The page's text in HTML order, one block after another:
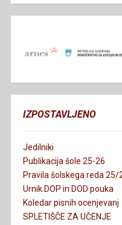
IZPOSTAVLJENO
Jedilniki
Publikacija šole 25-26
Pravila šolskega reda 25/
Urnik DOP in DOD pouka
Koledar pisnih ocenjevanj
SPLETIŠČE ZA UČENJE